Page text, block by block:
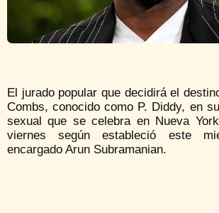
El jurado popular que decidirá el
Combs, conocido como P. Diddy, en
sexual que se celebra en Nueva
viernes según estableció este
encargado Arun Subramanian.